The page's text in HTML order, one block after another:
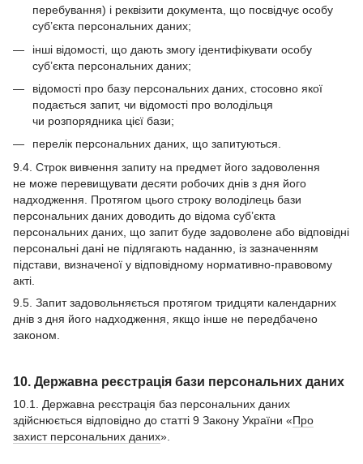
перебування) і реквізити документа, що посвідчує особу
суб’єкта персональних даних;
інші відомості, що дають змогу ідентифікувати особу
суб’єкта персональних даних;
відомості про базу персональних даних, стосовно якої
подається запит, чи відомості про володільця
чи розпорядника цієї бази;
перелік персональних даних, що запитуються.
9.4. Строк вивчення запиту на предмет його задоволення
не може перевищувати десяти робочих днів з дня його
надходження. Протягом цього строку володілець бази
персональних даних доводить до відома суб’єкта
персональних даних, що запит буде задоволене або відповідні
персональні дані не підлягають наданню, із зазначенням
підстави, визначеної у відповідному нормативно-правовому
акті.
9.5. Запит задовольняється протягом тридцяти календарних
днів з дня його надходження, якщо інше не передбачено
законом.
10. Державна реєстрація бази персональних даних
10.1. Державна реєстрація баз персональних даних
здійснюється відповідно до статті 9 Закону України «Про
захист персональних даних».